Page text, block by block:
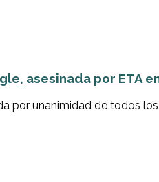
asesinada por ETA
por unanimidad de todos